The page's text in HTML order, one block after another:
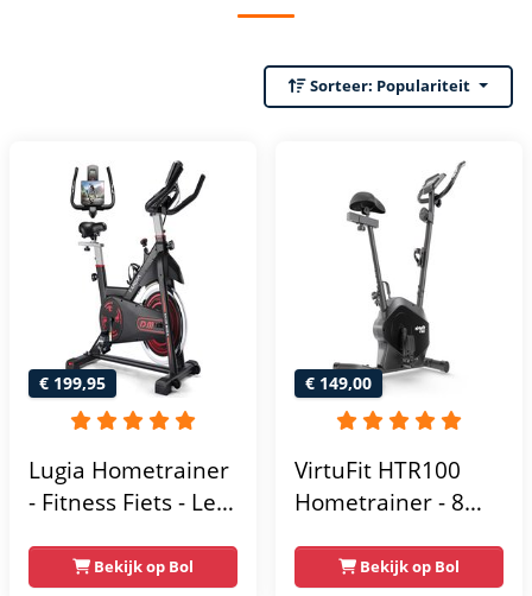
Sorteer: Populariteit
€ 199,95
Lugia Hometrainer
- Fitness Fiets - Led
Verstelbaar Zadel -
Bekijk op Bol
€ 149,00
VirtuFit HTR100
Hometrainer - 8
Weerstandniveau's
Bekijk op Bol